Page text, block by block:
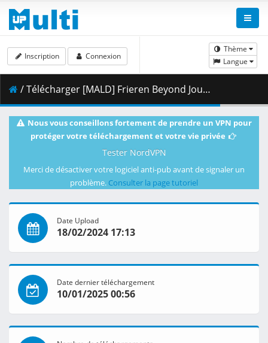
Thème
Langue
Inscription Connexion
/ Télécharger [MALD] Frieren Beyond Journey_s End (2023) S01E22 (1080p WEB-DL H264 SDR DDP 2.0 Japanese).mkv.001 ( 487.17 MB )
Nous vous conseillons fortement de prendre un VPN pour
protéger votre téléchargement et votre vie privée
Tester NordVPN
Merci de désactiver votre logiciel anti-pub avant de signaler un
problème. Consulter la page tutoriel
Date Upload
18/02/2024 17:13
Date dernier téléchargement
10/01/2025 00:56